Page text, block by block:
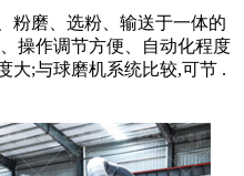
粉磨、选粉、输送于一体的
操作调节方便、自动化程度
大;与球磨机系统比较,可节 .